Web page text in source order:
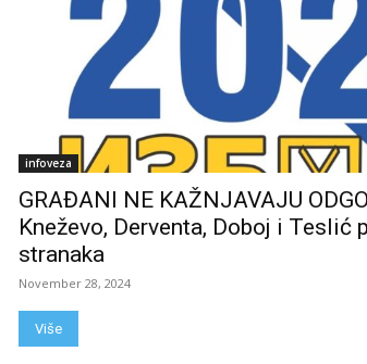
infoveza
GRAĐANI NE KAŽNJAVAJU
Kneževo, Derventa, Doboj i Teslić
stranaka
November 28, 2024
Više